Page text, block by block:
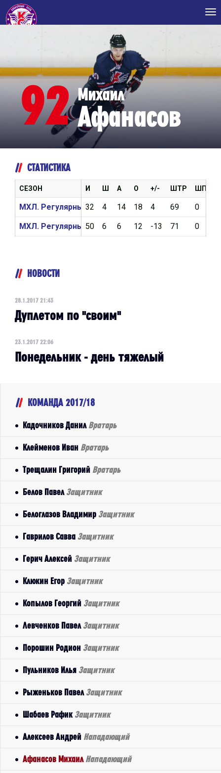
92 Михаил
Афанасов
СТАТИСТИКА
И Ш А О +/- ШТР ШП
32 4 14 18 4 69 0
50 6 6 12 -13 71 0
СЕЗОН
МХЛ. Регулярный чемпионат 2017/2018
МХЛ. Регулярный чемпионат 2016/2017
НОВОСТИ
28.1.2017 21:43
Дуплетом по "своим"
23.1.2017 22:06
Понедельник - день тяжелый
КОМАНДА 2017/18
Кадочников Данил Вратарь
Клейменов Иван Вратарь
Трещалин Григорий Вратарь
Белов Павел Защитник
Белоглазов Владимир Защитник
Гаврилов Савва Защитник
Герич Алексей Защитник
Клюкин Егор Защитник
Копылов Георгий Защитник
Левченков Павел Защитник
Порошин Родион Защитник
Пульников Илья Защитник
Рыженьков Павел Защитник
Шабаев Рафик Защитник
Алексеев Андрей Нападающий
Афанасов Михаил Нападающий